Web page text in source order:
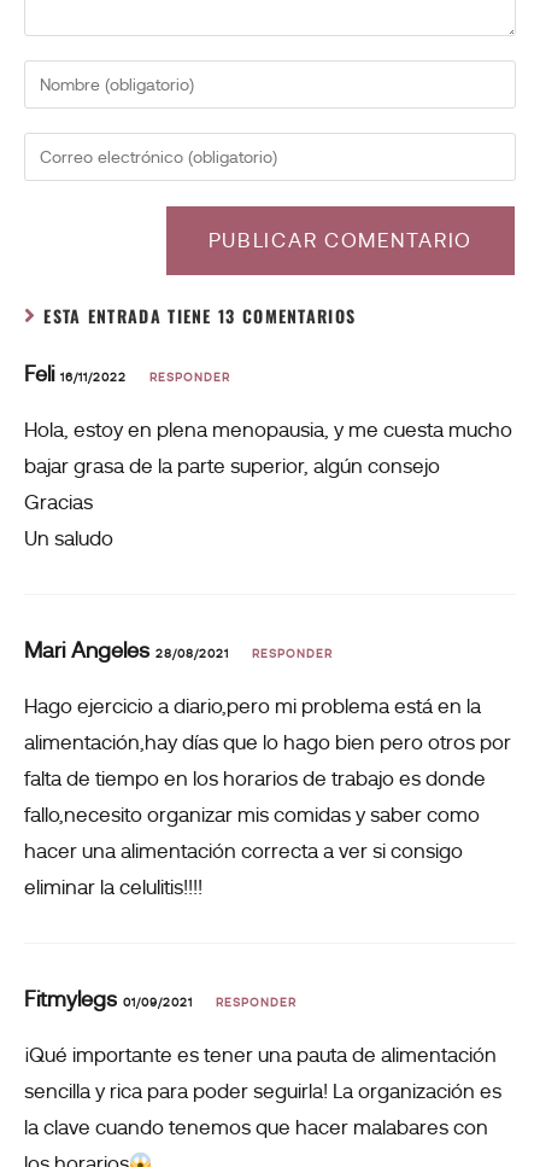
ESTA ENTRADA TIENE 13 COMENTARIOS
Feli 16/11/2022 RESPONDER
Hola, estoy en plena menopausia, y me cuesta mucho
bajar grasa de la parte superior, algún consejo
Gracias
Un saludo
Mari Angeles 28/08/2021 RESPONDER
Hago ejercicio a diario,pero mi problema está en la
alimentación,hay días que lo hago bien pero otros por
falta de tiempo en los horarios de trabajo es donde
fallo,necesito organizar mis comidas y saber como
hacer una alimentación correcta a ver si consigo
eliminar la celulitis!!!!
Fitmylegs 01/09/2021 RESPONDER
¡Qué importante es tener una pauta de alimentación
sencilla y rica para poder seguirla! La organización es
la clave cuando tenemos que hacer malabares con